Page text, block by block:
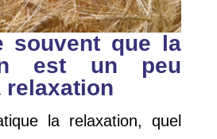
souvent que la
est un peu
relaxation
la relaxation, quel